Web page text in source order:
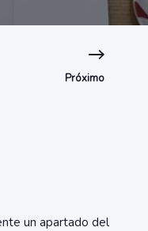
Próximo
un apartado del